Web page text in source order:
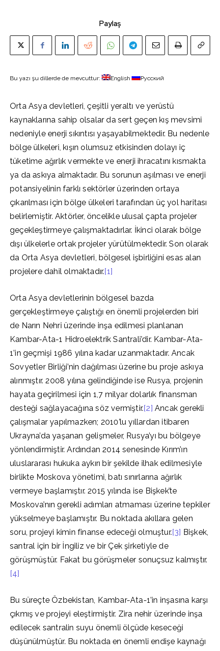
Paylaş
Bu yazı şu dillerde de mevcuttur: English Русский
Orta Asya devletleri, çeşitli yeraltı ve yerüstü
kaynaklarına sahip olsalar da sert geçen kış mevsimi
nedeniyle enerji sıkıntısı yaşayabilmektedir. Bu nedenle
bölge ülkeleri, kışın olumsuz etkisinden dolayı iç
tüketime ağırlık vermekte ve enerji ihracatını kısmakta
ya da askıya almaktadır. Bu sorunun aşılması ve enerji
potansiyelinin farklı sektörler üzerinden ortaya
çıkarılması için bölge ülkeleri tarafından üç yol haritası
belirlemiştir. Aktörler, öncelikle ulusal çapta projeler
geçekleştirmeye çalışmaktadırlar. İkinci olarak bölge
dışı ülkelerle ortak projeler yürütülmektedir. Son olarak
da Orta Asya devletleri, bölgesel işbirliğini esas alan
projelere dahil olmaktadır.[1]
Orta Asya devletlerinin bölgesel bazda
gerçekleştirmeye çalıştığı en önemli projelerden biri
de Narın Nehri üzerinde inşa edilmesi planlanan
Kambar-Ata-1 Hidroelektrik Santrali’dir. Kambar-Ata-
1’in geçmişi 1986 yılına kadar uzanmaktadır. Ancak
Sovyetler Birliği’nin dağılması üzerine bu proje askıya
alınmıştır. 2008 yılına gelindiğinde ise Rusya, projenin
hayata geçirilmesi için 1,7 milyar dolarlık finansman
desteği sağlayacağına söz vermiştir.[2] Ancak gerekli
çalışmalar yapılmazken; 2010’lu yıllardan itibaren
Ukrayna’da yaşanan gelişmeler, Rusya’yı bu bölgeye
yönlendirmiştir. Ardından 2014 senesinde Kırım’ın
uluslararası hukuka aykırı bir şekilde ilhak edilmesiyle
birlikte Moskova yönetimi, batı sınırlarına ağırlık
vermeye başlamıştır. 2015 yılında ise Bişkek’te
Moskova’nın gerekli adımları atmaması üzerine tepkiler
yükselmeye başlamıştır. Bu noktada akıllara gelen
soru, projeyi kimin finanse edeceği olmuştur.[3] Bişkek,
santral için bir İngiliz ve bir Çek şirketiyle de
görüşmüştür. Fakat bu görüşmeler sonuçsuz kalmıştır.
[4]
Bu süreçte Özbekistan, Kambar-Ata-1’in inşasına karşı
çıkmış ve projeyi eleştirmiştir. Zira nehir üzerinde inşa
edilecek santralin suyu önemli ölçüde keseceği
düşünülmüştür. Bu noktada en önemli endişe kaynağı